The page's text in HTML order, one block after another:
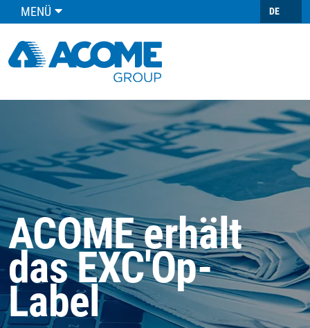
MENÜ DE
ACOME erhält
das EXC'Op-
Label